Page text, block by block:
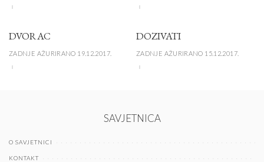
DVORAC
ZADNJE AŽURIRANO 19.12.2017.
DOZIVATI
ZADNJE AŽURIRANO 15.12.2017.
SAVJETNICA
O SAVJETNICI
KONTAKT